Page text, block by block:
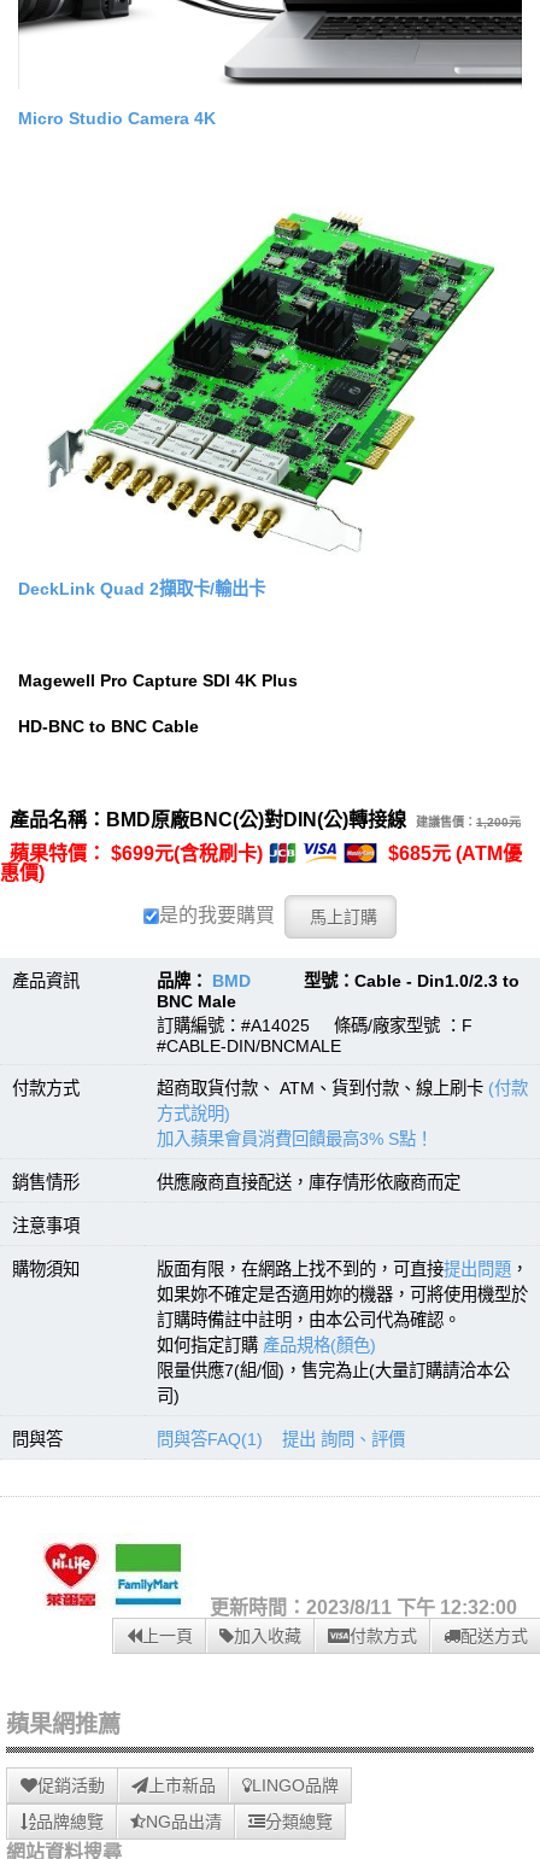
Micro Studio Camera 4K
DeckLink Quad 2擷取卡/輸出卡
Magewell Pro Capture SDI 4K Plus
HD-BNC to BNC Cable
產品名稱：BMD原廠BNC(公)對DIN(公)轉接線 建議售價： 1,200元
蘋果特價： $699元(含稅刷卡)
$685元 (ATM優
惠價)
是的我要購買
產品資訊 品牌： BMD 型號：Cable - Din1.0/2.3 to
BNC Male
訂購編號：#A14025 條碼/廠家型號 ：F
#CABLE-DIN/BNCMALE
付款方式 超商取貨付款、 ATM、貨到付款、線上刷卡 (付款
方式說明)
加入蘋果會員消費回饋最高3% S點！
銷售情形 供應廠商直接配送，庫存情形依廠商而定
注意事項
購物須知 版面有限，在網路上找不到的，可直接提出問題 ，
如果妳不確定是否適用妳的機器，可將使用機型於
訂購時備註中註明，由本公司代為確認。
如何指定訂購 產品規格(顏色)
限量供應7(組/個)，售完為止(大量訂購請洽本公
司)
問與答 問與答FAQ(1) 提出 詢問、評價
更新時間：2023/8/11 下午 12:32:00
上一頁 加入收藏 付款方式 配送方式
蘋果網推薦
促銷活動 上市新品
LINGO品牌
品牌總覽
NG品出清 分類總覽
網站資料搜尋